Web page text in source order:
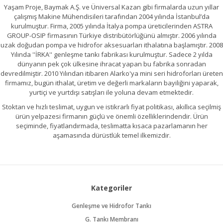
Yaşam Proje, Baymak A.Ş. ve Üniversal Kazan gibi firmalarda uzun yıllar
çalışmış Makine Mühendisileri tarafından 2004 yılında İstanbul’da
kurulmuştur. Firma, 2005 yılında İtalya pompa üreticilerinden ASTRA
GROUP-OSIP firmasının Türkiye distribütörlüğünü almıştır. 2006 yılında
uzak doğudan pompa ve hidrofor aksesuarları ithalatına başlamıştır. 2008
Yılında ''İRKA'' genleşme tankı fabrikası kurulmuştur. Sadece 2 yılda
dünyanın pek çok ülkesine ihracat yapan bu fabrika sonradan
devredilmiştir. 2010 Yılından itibaren Alarko'ya mini seri hidroforları üreten
firmamız, bugün ithalat, üretim ve değerli markaların bayiliğini yaparak,
yurtiçi ve yurtdışı satışları ile yoluna devam etmektedir.
Stoktan ve hızlı teslimat, uygun ve istikrarlı fiyat politikası, akıllıca seçilmiş
ürün yelpazesi firmanın güçlü ve önemli özelliklerindendir. Ürün
seçiminde, fiyatlandırmada, teslimatta kısaca pazarlamanın her
aşamasında dürüstlük temel ilkemizdir.
Kategoriler
Genleşme ve Hidrofor Tankı
G. Tankı Membranı